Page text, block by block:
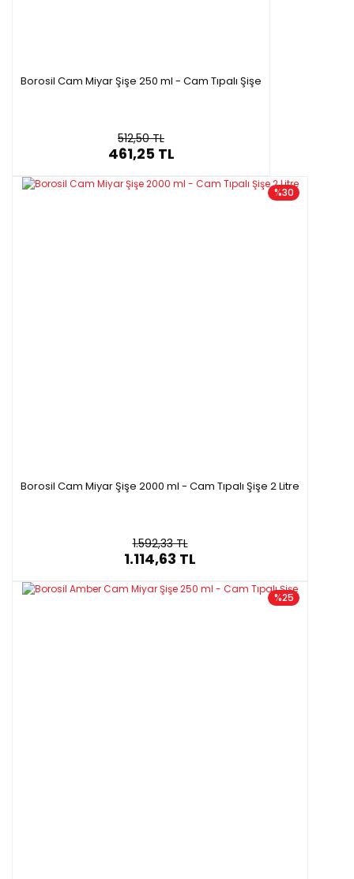
Borosil Cam Miyar Şişe 250 ml - Cam Tıpalı Şişe
512,50 TL
461,25 TL
%30
Borosil Cam Miyar Şişe 2000 ml - Cam Tıpalı Şişe 2 Litre
1.592,33 TL
1.114,63 TL
%25